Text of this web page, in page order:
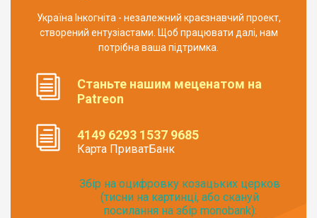
Україна Інкогніта - незалежний краєзнавчий проект,
створений ентузіастами. Щоб працювати далі, нам
потрібна ваша підтримка.
Станьте нашим меценатом на
Patreon
4149 6293 1537 9685
Карта ПриватБанк
Збір на оцифровку козацьких церков
(тисни на картинці, або скануй
посилання на збір monobank):